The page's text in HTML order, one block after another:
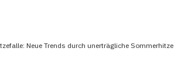
Neue Trends durch unerträgliche Sommerhitze